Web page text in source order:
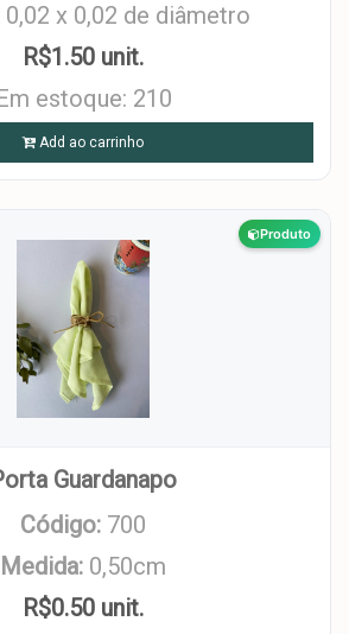
0,02 x 0,02 de diâmetro
R$1.50 unit.
estoque: 210
Add ao carrinho
Produto
Guardanapo
Código: 700
Medida: 0,50cm
R$0.50 unit.